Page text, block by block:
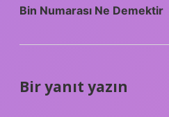
Bin Numarası Ne Demektir
Bir yanıt yazın